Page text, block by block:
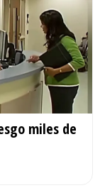
miles de